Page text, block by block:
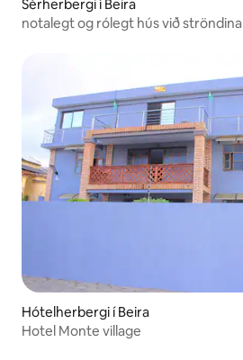
Sérherbergi í Beira
notalegt og rólegt hús við ströndina
Hótelherbergi í Beira
Hotel Monte village